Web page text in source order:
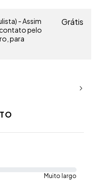
- Assim
pelo
para
Grátis
Muito largo